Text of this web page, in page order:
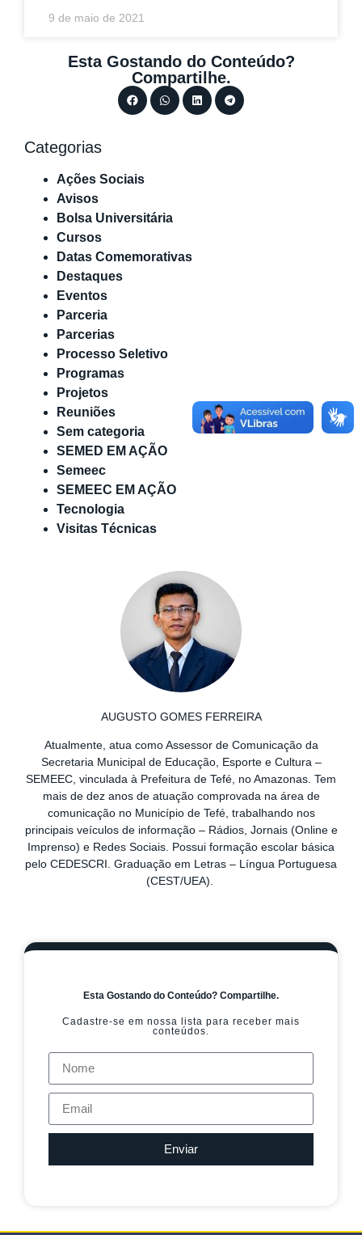
9 de maio de 2021
Esta Gostando do Conteúdo?
Compartilhe.
Categorias
Ações Sociais
Avisos
Bolsa Universitária
Cursos
Datas Comemorativas
Destaques
Eventos
Parceria
Parcerias
Processo Seletivo
Programas
Projetos
Reuniões
Sem categoria
SEMED EM AÇÃO
Semeec
SEMEEC EM AÇÃO
Tecnologia
Visitas Técnicas
AUGUSTO GOMES FERREIRA
Atualmente, atua como Assessor de Comunicação da
Secretaria Municipal de Educação, Esporte e Cultura –
SEMEEC, vinculada à Prefeitura de Tefé, no Amazonas. Tem
mais de dez anos de atuação comprovada na área de
comunicação no Município de Tefé, trabalhando nos
principais veículos de informação – Rádios, Jornais (Online e
Imprenso) e Redes Sociais. Possui formação escolar básica
pelo CEDESCRI. Graduação em Letras – Língua Portuguesa
(CEST/UEA).
Esta Gostando do Conteúdo? Compartilhe.
Cadastre-se em nossa lista para receber mais
conteúdos.
Enviar